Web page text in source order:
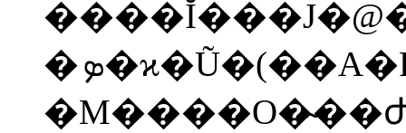
�ܤ�ϰ�Ũ�(��A�F),